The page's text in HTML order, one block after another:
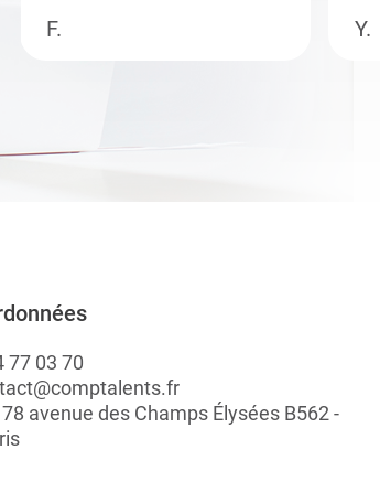
F.
Y.
77 03 70
avenue des Champs Élysées B562 -